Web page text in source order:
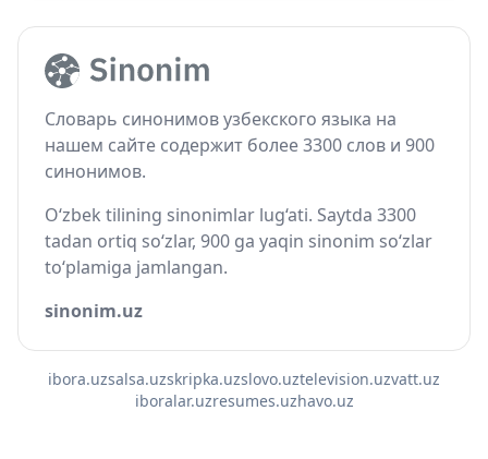
Словарь синонимов узбекского языка на
нашем сайте содержит более 3300 слов и 900
синонимов.
O‘zbek tilining sinonimlar lug‘ati. Saytda 3300
tadan ortiq so‘zlar, 900 ga yaqin sinonim so‘zlar
to‘plamiga jamlangan.
sinonim.uz
ibora.uzsalsa.uzskripka.uzslovo.uztelevision.uzvatt.uz
iboralar.uzresumes.uzhavo.uz